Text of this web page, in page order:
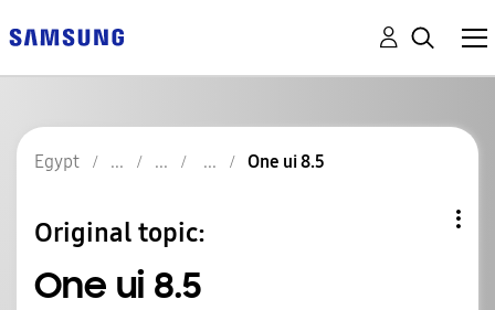
Egypt One ui 8.5
Original topic:
One ui 8.5